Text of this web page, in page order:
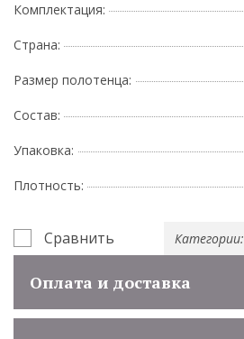
Комплектация:
Страна:
Размер полотенца:
Состав:
Упаковка:
Плотность:
Сравнить Категории:
Оплата и доставка